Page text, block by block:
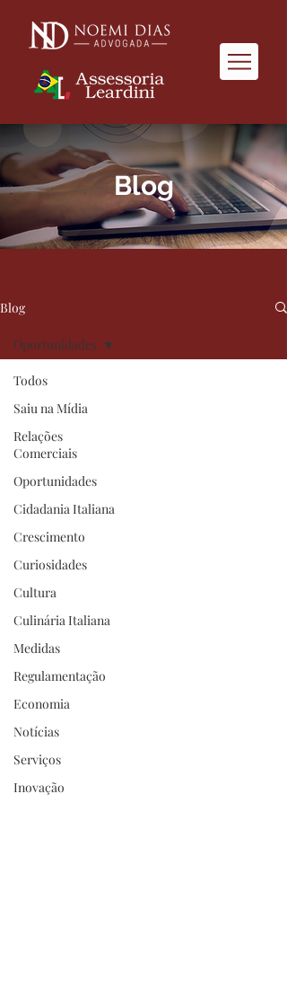
Blog
Blog
Todos
Saiu na Mídia
Relações
Comerciais
Oportunidades
Cidadania Italiana
Crescimento
Curiosidades
Cultura
Culinária Italiana
Medidas
Regulamentação
Economia
Notícias
Serviços
Inovação
Oportunidades